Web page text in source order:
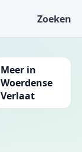
Zoeken
Meer in
Woerdense
Verlaat